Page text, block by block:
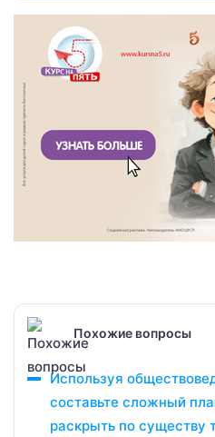
Похожие вопросы
Используя
составьте сложный
раскрыть по существу